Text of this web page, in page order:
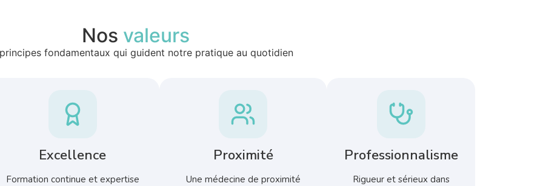
Nos valeurs
fondamentaux qui guident notre pratique au quotidien
Excellence
Formation continue et expertise
Proximité
Une médecine de proximité
Professionnalisme
Rigueur et sérieux dans